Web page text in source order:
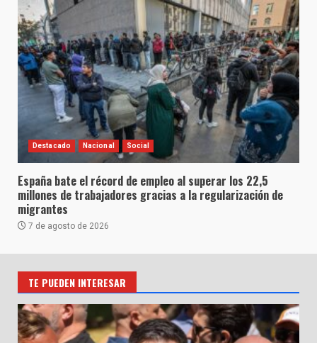
Destacado Nacional Social
España bate el récord de empleo al superar los 22,5
millones de trabajadores gracias a la regularización de
migrantes
7 de agosto de 2026
TE PUEDEN INTERESAR